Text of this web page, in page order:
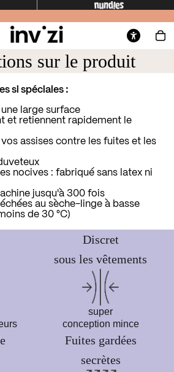
sur le produit
si spéciales :
large surface
et retiennent rapidement le
assises contre les fuites et les
nocives : fabriqué sans latex ni
jusqu'à 300 fois
au sèche-linge à basse
de 30 °C)
Discret
sous les vêtements
super
conception mince
Fuites gardées
secrètes